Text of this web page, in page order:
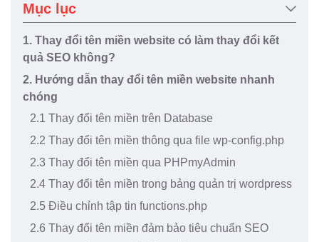
Blog
Mục lục
1. Thay đổi tên miền website có làm thay đổi kết
quả SEO không?
2. Hướng dẫn thay đổi tên miền website nhanh
chóng
2.1 Thay đổi tên miền trên Database
2.2 Thay đổi tên miền thông qua file wp-config.php
2.3 Thay đổi tên miền qua PHPmyAdmin
2.4 Thay đổi tên miền trong bảng quản trị wordpress
2.5 Điều chỉnh tập tin functions.php
2.6 Thay đổi tên miền đảm bảo tiêu chuẩn SEO